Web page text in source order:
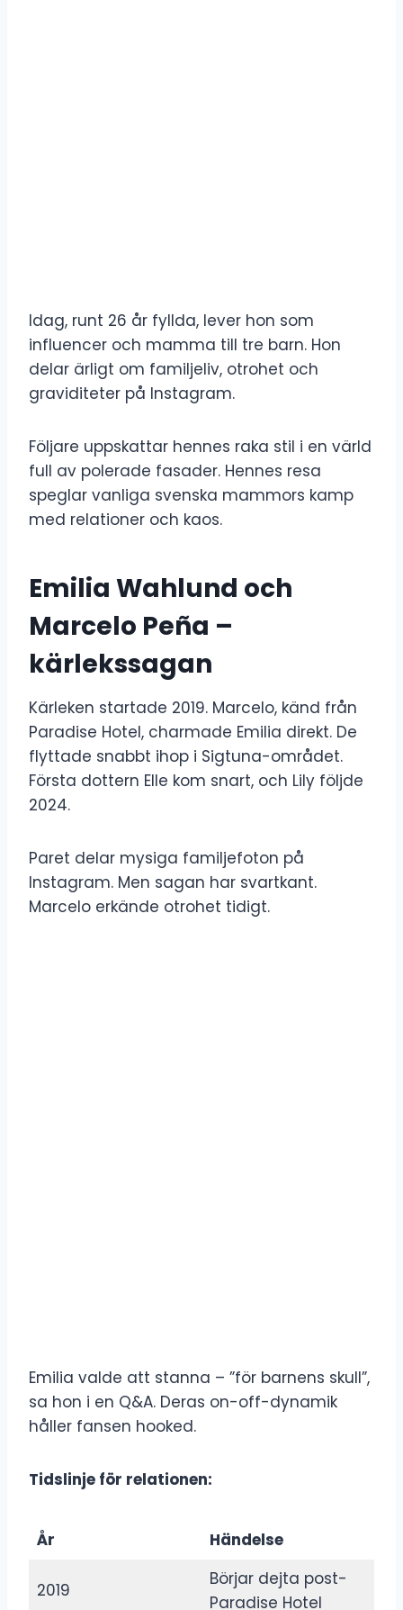
Idag, runt 26 år fyllda, lever hon som
influencer och mamma till tre barn. Hon
delar ärligt om familjeliv, otrohet och
graviditeter på Instagram.
Följare uppskattar hennes raka stil i en värld
full av polerade fasader. Hennes resa
speglar vanliga svenska mammors kamp
med relationer och kaos.
Emilia Wahlund och
Marcelo Peña –
kärlekssagan
Kärleken startade 2019. Marcelo, känd från
Paradise Hotel, charmade Emilia direkt. De
flyttade snabbt ihop i Sigtuna-området.
Första dottern Elle kom snart, och Lily följde
2024.
Paret delar mysiga familjefoton på
Instagram. Men sagan har svartkant.
Marcelo erkände otrohet tidigt.
Emilia valde att stanna – ”för barnens skull”,
sa hon i en Q&A. Deras on-off-dynamik
håller fansen hooked.
Tidslinje för relationen:
År Händelse
2019
Börjar dejta post-
Paradise Hotel